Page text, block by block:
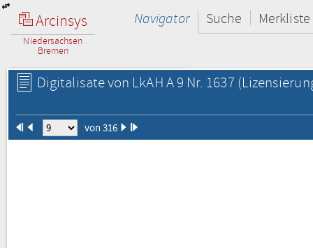
Arcinsys
Niedersachsen
Bremen
Navigator Suche Merkliste
Digitalisate von LkAH A 9 Nr. 1637
von 316